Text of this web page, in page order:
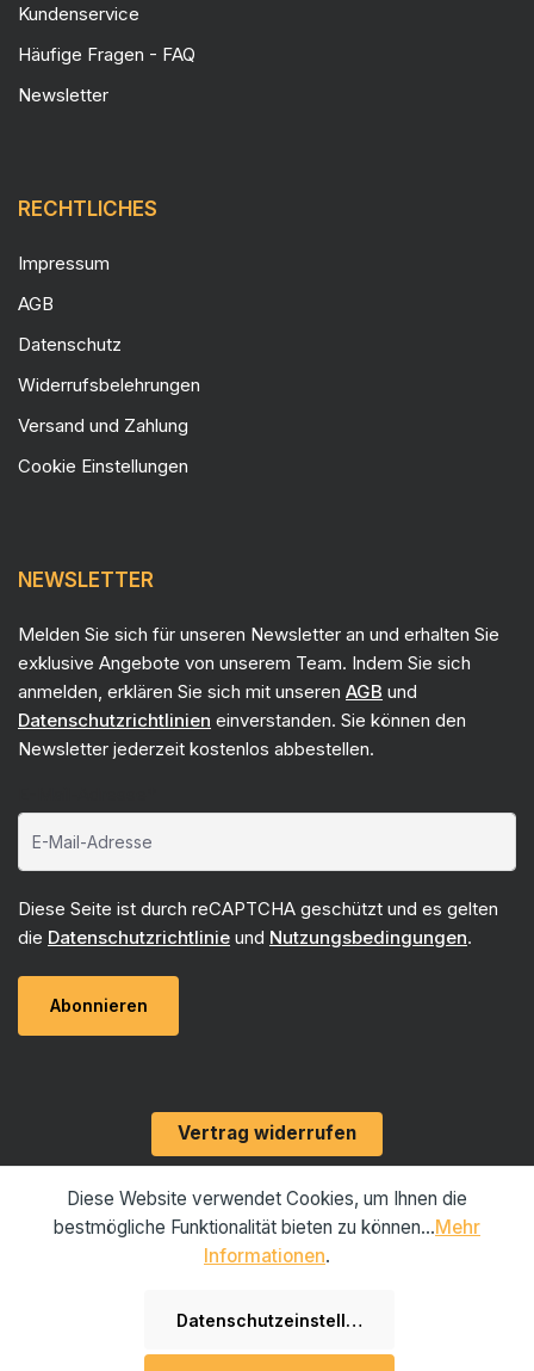
Kundenservice
Häufige Fragen - FAQ
Newsletter
RECHTLICHES
Impressum
AGB
Datenschutz
Widerrufsbelehrungen
Versand und Zahlung
Cookie Einstellungen
NEWSLETTER
Melden Sie sich für unseren Newsletter an und erhalten Sie
exklusive Angebote von unserem Team. Indem Sie sich
anmelden, erklären Sie sich mit unseren AGB und
Datenschutzrichtlinien einverstanden. Sie können den
Newsletter jederzeit kostenlos abbestellen.
Diese Seite ist durch reCAPTCHA geschützt und es gelten
die Datenschutzrichtlinie und Nutzungsbedingungen.
Abonnieren
Vertrag widerrufen
Diese Website verwendet Cookies, um Ihnen die
bestmögliche Funktionalität bieten zu können...Mehr
Informationen.
Datenschutzeinstellungen